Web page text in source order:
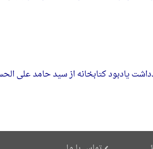
یادبود کتابخانه از سید حامد علی